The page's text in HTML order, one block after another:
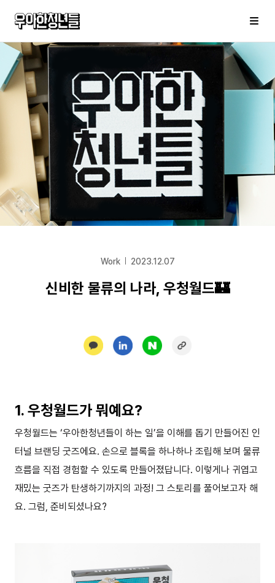
Work 2023.12.07
신비한 물류의 나라, 우청월드🏰
1. 우청월드가 뭐예요?
우청월드는 ‘우아한청년들이 하는 일’을 이해를 돕기 만들어진 인
터널 브랜딩 굿즈에요. 손으로 블록을 하나하나 조립해 보며 물류
흐름을 직접 경험할 수 있도록 만들어졌답니다. 이렇게나 귀엽고
재밌는 굿즈가 탄생하기까지의 과정! 그 스토리를 풀어보고자 해
요. 그럼, 준비되셨나요?